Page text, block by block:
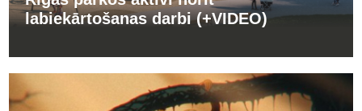
labiekārtošanas darbi (+VIDEO)